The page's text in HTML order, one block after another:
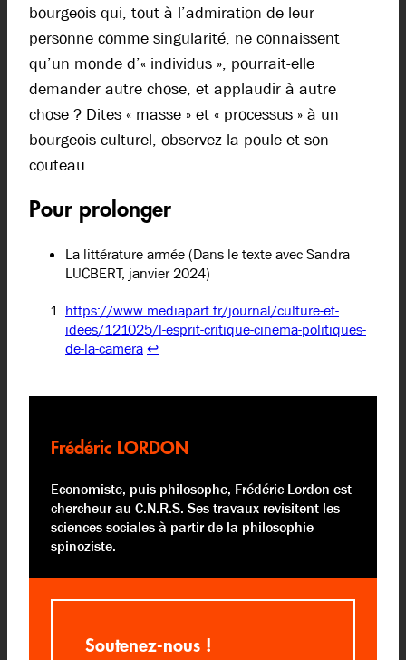
bourgeois qui, tout à l’admiration de leur
personne comme singularité, ne connaissent
qu’un monde d’« individus », pourrait-elle
demander autre chose, et applaudir à autre
chose ? Dites « masse » et « processus » à un
bourgeois culturel, observez la poule et son
couteau.
Pour prolonger
La littérature armée (Dans le texte avec Sandra
LUCBERT, janvier 2024)
https://www.mediapart.fr/journal/culture-et-
idees/121025/l-esprit-critique-cinema-politiques-
de-la-camera↩︎
Frédéric LORDON
Economiste, puis philosophe, Frédéric Lordon est
chercheur au C.N.R.S. Ses travaux revisitent les
sciences sociales à partir de la philosophie
spinoziste.
Soutenez-nous !